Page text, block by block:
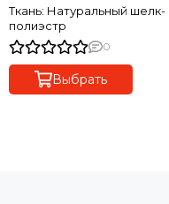
Ткань: Натуральный шелк-
полиэстр
0
Выбрать